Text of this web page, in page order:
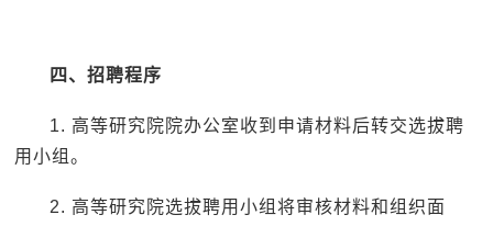
四、招聘程序
1. 高等研究院院办公室收到申请材料后转交选拔聘
用小组。
2. 高等研究院选拔聘用小组将审核材料和组织面